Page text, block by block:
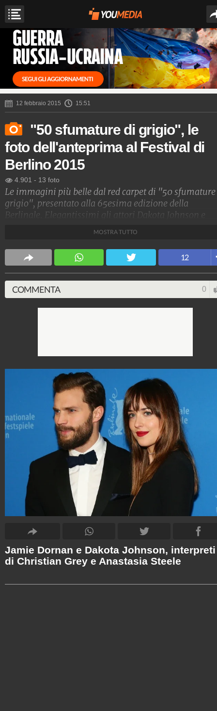
12 febbraio 2015 15:51
"50 sfumature di grigio", le
foto dell'anteprima al Festival di
Berlino 2015
4.901 - 13 foto
Le immagini più belle dal red carpet di "50
grigio", presentato alla 65esima edizione della
Berlinale. Elegantissimi gli attori Dakota Johnson e
Spettacolo Fanpage
MOSTRA TUTTO
12
COMMENTA 0
Jamie Dornan e Dakota Johnson, interpreti
di Christian Grey e Anastasia Steele